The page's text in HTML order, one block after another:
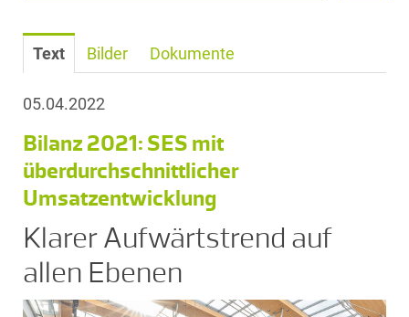
Text Bilder Dokumente
05.04.2022
Bilanz 2021: SES mit
überdurchschnittlicher
Umsatzentwicklung
Klarer Aufwärtstrend auf
allen Ebenen